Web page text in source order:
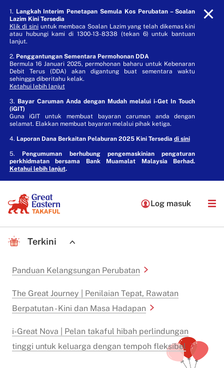
1. Langkah Interim Penetapan Semula Kos Perubatan – Soalan
Lazim Kini Tersedia
Klik di sini untuk membaca Soalan Lazim yang telah dikemas kini
atau hubungi kami di 1300-13-8338 (tekan 6) untuk bantuan
lanjut.
2. Penggantungan Sementara Permohonan DDA
Bermula 16 Januari 2025, permohonan baharu untuk Kebenaran
Debit Terus (DDA) akan digantung buat sementara waktu
sehingga diberitahu kelak.
Ketahui lebih lanjut
3. Bayar Caruman Anda dengan Mudah melalui i-Get In Touch
(iGIT)
Guna iGIT untuk membuat bayaran caruman anda dengan
selamat. Elakkan membuat bayaran melalui pihak ketiga.
4. Laporan Dana Berkaitan Pelaburan 2025 Kini Tersedia di sini
5. Pengumuman berhubung pengemaskinian pengaturan
perkhidmatan bersama Bank Muamalat Malaysia Berhad.
Ketahui lebih lanjut.
Log masuk
Terkini
Panduan Kelangsungan Perubatan
The Great Journey | Penilaian Tepat, Rawatan
Berpatutan - Kini dan Masa Hadapan
i-Great Nova | Pelan takaful hibah perlindungan
tinggi untuk keluarga dengan tempoh fleksibel